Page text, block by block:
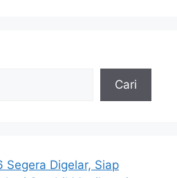
Cari
Segera Digelar, Siap